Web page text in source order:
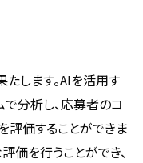
します。AIを活用す
で分析し、応募者のコ
評価することができま
価を行うことができ、